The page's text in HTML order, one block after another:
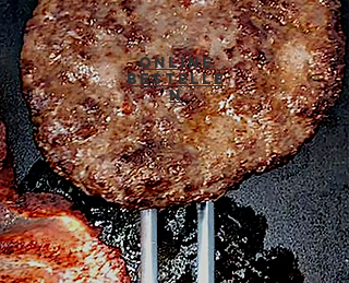
OnlinE
Bestelle
n